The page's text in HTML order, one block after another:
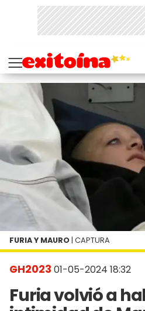
GH2023 01-05-2024 18:32
Furia volvió a
FURIA Y MAURO | CAPTURA